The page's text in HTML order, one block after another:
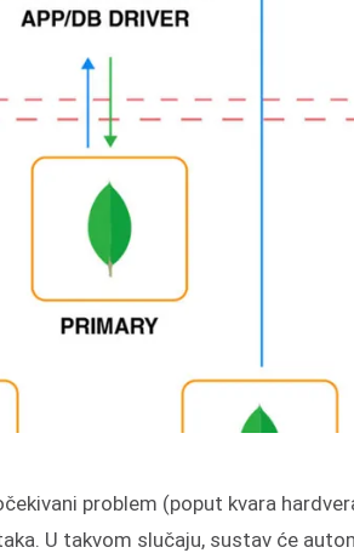
problem (poput kvara
U takvom slučaju, sustav će